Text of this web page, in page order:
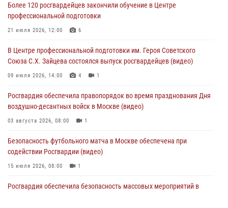
05 августа 2026, 12:39
Московские росгвардейцы обеспечили безопасность проведения
05 августа 2026, 12:35
Делегация МВД Республики Беларусь ознакомилась с передовыми
04 августа 2026, 18:16 5
Более 120 росгвардейцев закончили обучение в Центре
профессиональной подготовки
21 июля 2026, 12:00 6
В Центре профессиональной подготовки им. Героя Советского
Союза С.Х. Зайцева состоялся выпуск росгвардейцев (видео)
09 июля 2026, 14:00 4 1
Росгвардия обеспечила правопорядок во время празднования Дня
воздушно-десантных войск в Москве (видео)
03 августа 2026, 08:00 1
Безопасность футбольного матча в Москве обеспечена при
содействии Росгвардии (видео)
15 июля 2026, 08:00 1
Росгвардия обеспечила безопасность массовых мероприятий в